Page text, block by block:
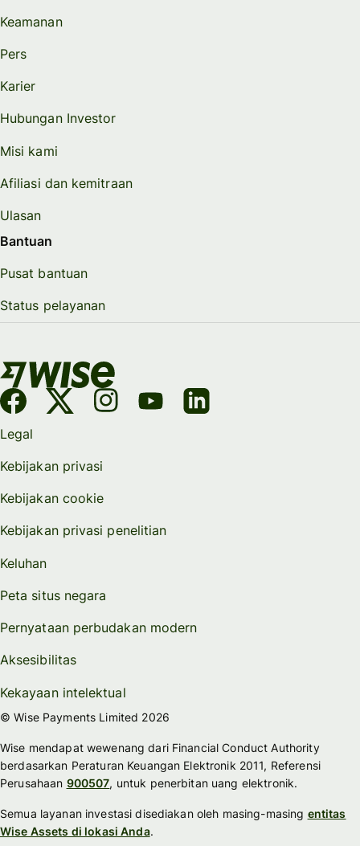
Keamanan
Pers
Karier
Hubungan Investor
Misi kami
Afiliasi dan kemitraan
Ulasan
Bantuan
Pusat bantuan
Status pelayanan
Legal
Kebijakan privasi
Kebijakan cookie
Kebijakan privasi penelitian
Keluhan
Peta situs negara
Pernyataan perbudakan modern
Aksesibilitas
Kekayaan intelektual
© Wise Payments Limited 2026
Wise mendapat wewenang dari Financial Conduct Authority
berdasarkan Peraturan Keuangan Elektronik 2011, Referensi
Perusahaan 900507, untuk penerbitan uang elektronik.
Semua layanan investasi disediakan oleh masing-masing entitas
Wise Assets di lokasi Anda.